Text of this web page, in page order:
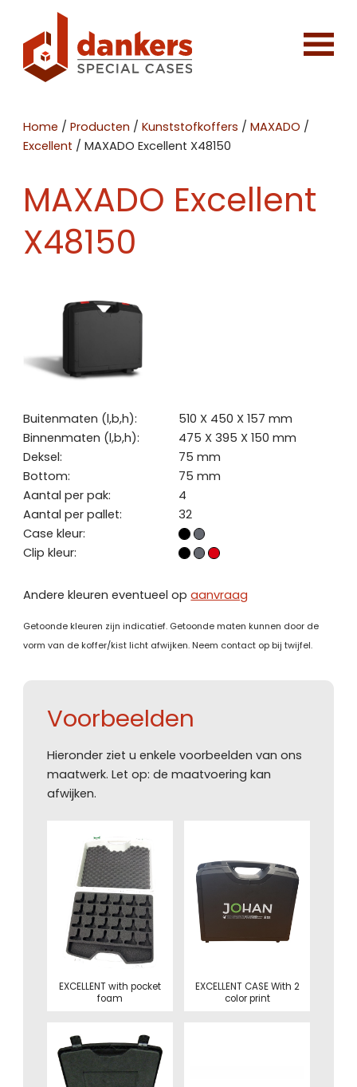
Home /Producten /Kunststofkoffers /MAXADO /
Excellent /MAXADO Excellent X48150
MAXADO Excellent
X48150
Buitenmaten (l,b,h):
510 X 450 X 157 mm
Binnenmaten (l,b,h):
475 X 395 X 150 mm
Deksel:
75 mm
Bottom:
75 mm
Aantal per pak:
4
Aantal per pallet:
32
Case kleur:
Clip kleur:
Andere kleuren eventueel opaanvraag
Getoonde kleuren zijn indicatief. Getoonde maten kunnen door de
vorm van de koffer/kist licht afwijken. Neem contact op bij twijfel.
Voorbeelden
Hieronder ziet u enkele voorbeelden van ons
maatwerk. Let op: de maatvoering kan
afwijken.
EXCELLENT with pocket
foam
EXCELLENT CASE With 2
color print